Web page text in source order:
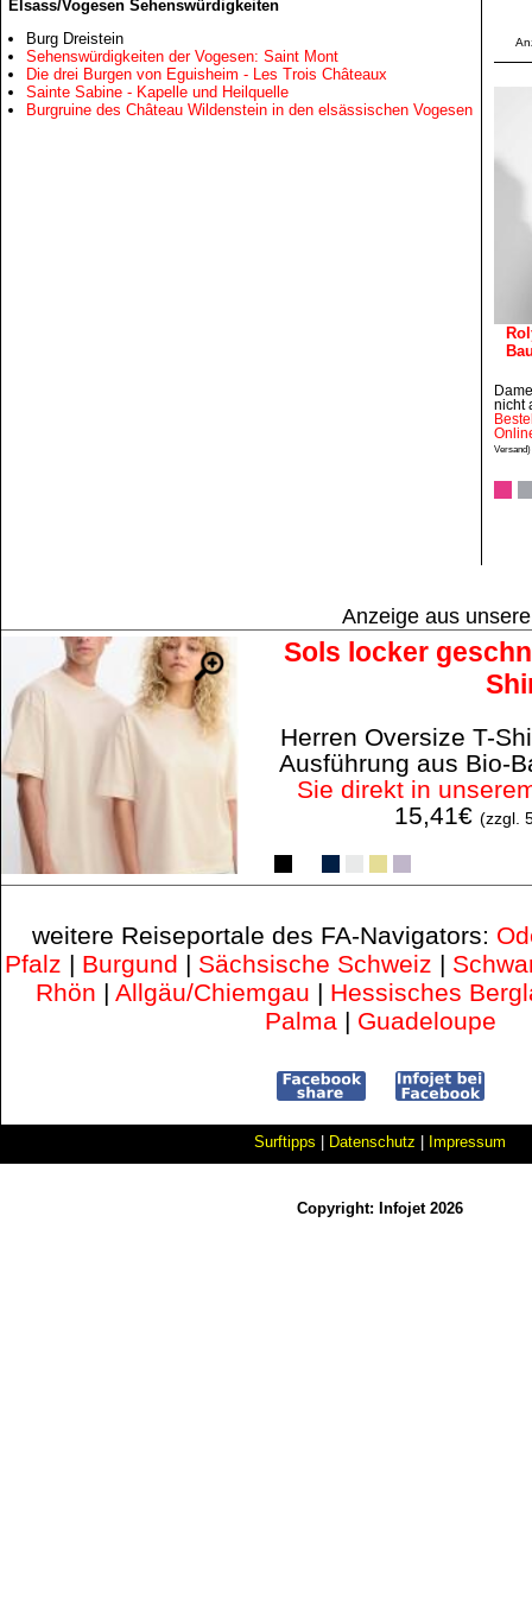
Elsass/Vogesen Sehenswürdigkeiten
Burg Dreistein
Sehenswürdigkeiten der Vogesen: Saint Mont
Die drei Burgen von Eguisheim - Les Trois Châteaux
Sainte Sabine - Kapelle und Heilquelle
Burgruine des Château Wildenstein in den elsässischen Vogesen
nicht
Versand)
Anzeige aus
Sols locker
Herren Oversize T-
Ausführung aus Bio-
Sie direkt in
15,41€ (zzgl.
weitere Reiseportale des FA-Navigators:
Pfalz | Burgund | Sächsische Schweiz |
Rhön | Allgäu/Chiemgau | Hessisches
Palma| Guadeloupe
Surftipps Datenschutz Impressum
Copyright: Infojet 2026